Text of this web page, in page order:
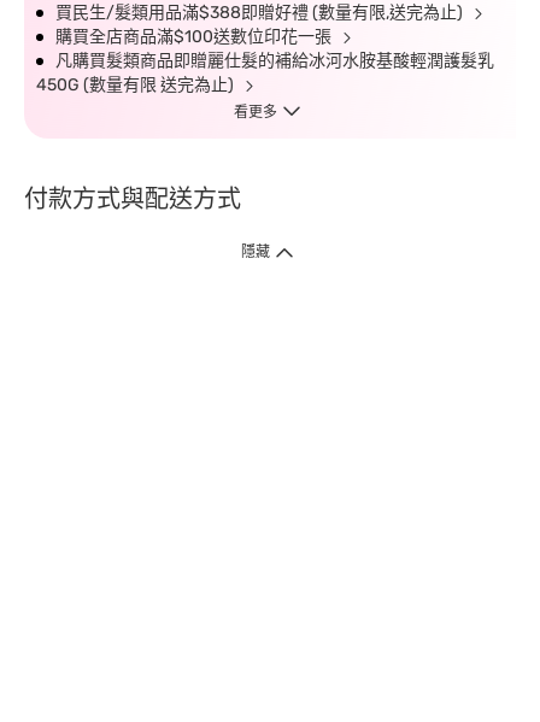
買民生/髮類用品滿$388即贈好禮 (數量有限,送完為止)
購買全店商品滿$100送數位印花一張
凡購買髮類商品即贈麗仕髮的補給冰河水胺基酸輕潤護髮乳
450G (數量有限 送完為止)
看更多
付款方式與配送方式
隱藏